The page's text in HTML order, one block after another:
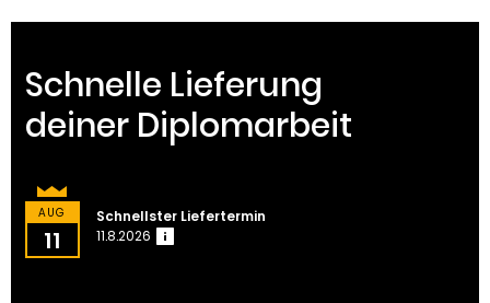
Schnelle Lieferung
deiner Diplomarbeit
AUG
11
Schnellster Liefertermin
11.8.2026